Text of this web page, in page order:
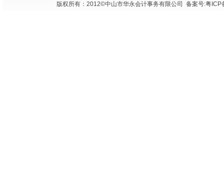
版权所有：2012©中山市华永会计事务有限公司 备案号:粤